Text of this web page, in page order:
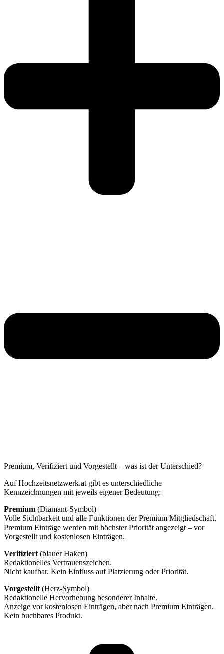
Premium, Verifiziert und Vorgestellt – was ist der Unterschied?
Auf Hochzeitsnetzwerk.at gibt es unterschiedliche
Kennzeichnungen mit jeweils eigener Bedeutung:
Premium (Diamant-Symbol)
Volle Sichtbarkeit und alle Funktionen der Premium Mitgliedschaft.
Premium Einträge werden mit höchster Priorität angezeigt – vor
Vorgestellt und kostenlosen Einträgen.
Verifiziert (blauer Haken)
Redaktionelles Vertrauenszeichen.
Nicht kaufbar. Kein Einfluss auf Platzierung oder Priorität.
Vorgestellt (Herz-Symbol)
Redaktionelle Hervorhebung besonderer Inhalte.
Anzeige vor kostenlosen Einträgen, aber nach Premium Einträgen.
Kein buchbares Produkt.